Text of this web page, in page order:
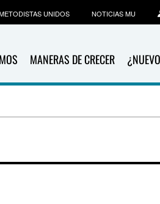
MANERAS DE CRECER
UNIDOS NOTICIAS MU